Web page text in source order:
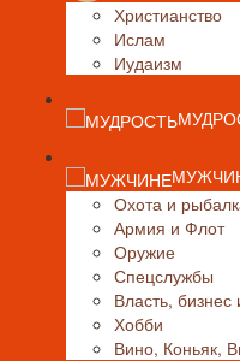
Христианство
Ислам
Иудаизм
Охота и
Армия и Флот
Оружие
Спецслужбы
Власть,
Хобби
Вино, Коньяк,